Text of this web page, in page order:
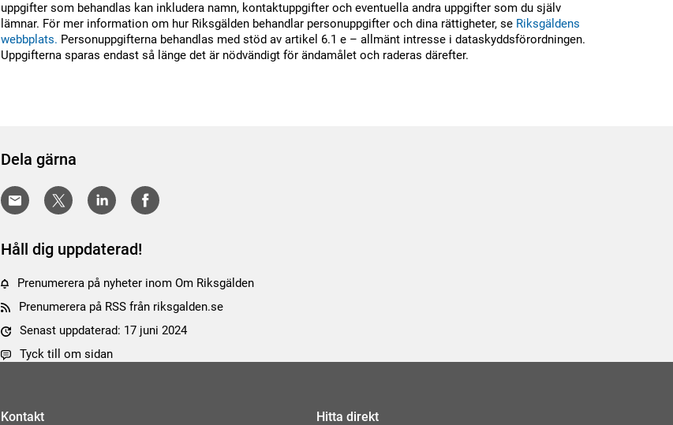
uppgifter som behandlas kan inkludera namn, kontaktuppgifter och eventuella andra uppgifter som du själv
lämnar. För mer information om hur Riksgälden behandlar personuppgifter och dina rättigheter, se Riksgäldens
webbplats. Personuppgifterna behandlas med stöd av artikel 6.1 e – allmänt intresse i dataskyddsförordningen.
Uppgifterna sparas endast så länge det är nödvändigt för ändamålet och raderas därefter.
Dela gärna
Håll dig uppdaterad!
Prenumerera på nyheter inom Om Riksgälden
Prenumerera på RSS från riksgalden.se
Senast uppdaterad: 17 juni 2024
Tyck till om sidan
Kontakt Hitta direkt